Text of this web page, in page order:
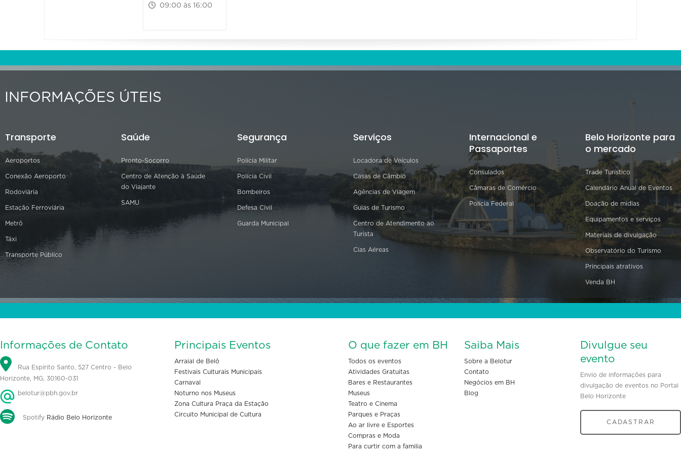
09:00 às 16:00
INFORMAÇÕES ÚTEIS
Transporte
Aeroportos
Conexão Aeroporto
Rodoviária
Estação Ferroviária
Metrô
Táxi
Transporte Público
Saúde
Pronto-Socorro
Centro de Atenção à Saúde
do Viajante
SAMU
Segurança
Polícia Militar
Polícia Civil
Bombeiros
Defesa Civil
Guarda Municipal
Serviços
Locadora de Veículos
Casas de Câmbio
Agências de Viagem
Guias de Turismo
Centro de Atendimento ao
Turista
Cias Aéreas
Internacional e
Passaportes
Consulados
Câmaras de Comércio
Polícia Federal
Belo Horizonte para
o mercado
Trade Turístico
Calendário Anual de Eventos
Doação de mídias
Equipamentos e serviços
Materiais de divulgação
Observatório do Turismo
Principais atrativos
Venda BH
Informações de Contato
Rua Espírito Santo, 527 Centro - Belo
Horizonte, MG, 30160-031
belotur@pbh.gov.br
Spotify Rádio Belo Horizonte
Principais Eventos
Arraial de Belô
Festivais Culturais Municipais
Carnaval
Noturno nos Museus
Zona Cultura Praça da Estação
Circuito Municipal de Cultura
O que fazer em BH
Todos os eventos
Atividades Gratuitas
Bares e Restaurantes
Museus
Teatro e Cinema
Parques e Praças
Ao ar livre e Esportes
Compras e Moda
Para curtir com a familia
Saiba Mais
Sobre a Belotur
Contato
Negócios em BH
Blog
Divulgue seu
evento
Envio de informações para
divulgação de eventos no Portal
Belo Horizonte
CADASTRAR